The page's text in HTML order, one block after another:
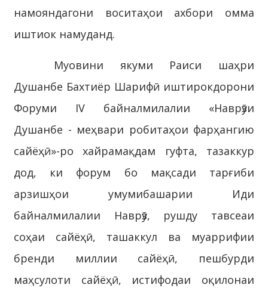
намояндагони воситаҳои ахбори омма
иштиок намуданд.
Муовини якуми Раиси шаҳри
Душанбе Бахтиёр Шарифӣ иштирокдорони
Форуми IV байналмилалии «Наврӯзи
Душанбе - меҳвари робитаҳои фарҳангию
сайёҳӣ»-ро хайрамақдам гуфта, тазаккур
дод, ки форум бо мақсади тарғиби
арзишҳои умумибашарии Иди
байналмилалии Наврӯз, рушду тавсеаи
соҳаи сайёҳӣ, ташаккул ва муаррифии
бренди миллии сайёҳӣ, пешбурди
маҳсулоти сайёҳӣ, истифодаи оқилонаи